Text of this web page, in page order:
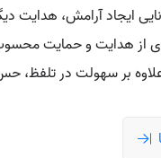
ایجاد آرامش، هدایت
از هدایت و حمایت محسوب
علاوه بر سهولت در تلفظ،